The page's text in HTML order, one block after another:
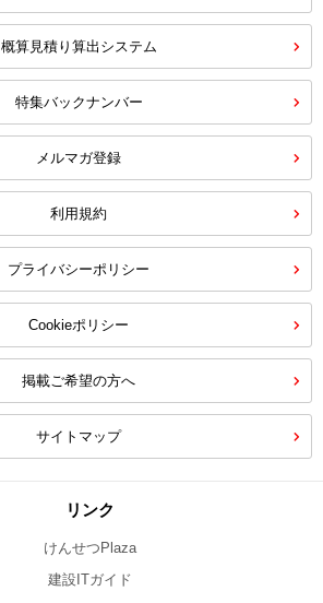
概算見積り算出システム
特集バックナンバー
メルマガ登録
利用規約
プライバシーポリシー
Cookieポリシー
掲載ご希望の方へ
サイトマップ
リンク
けんせつPlaza
建設ITガイド